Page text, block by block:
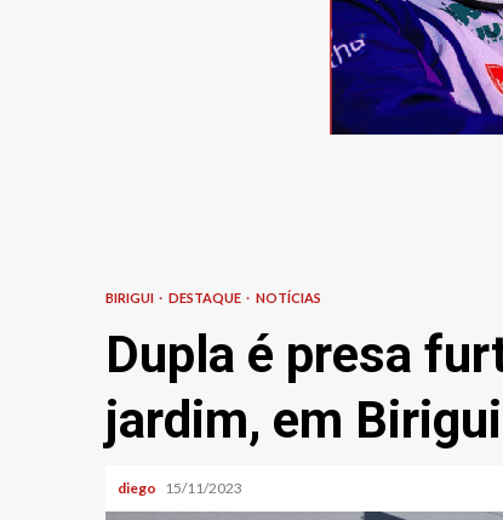
BIRIGUI DESTAQUE NOTÍCIAS
Dupla é presa
jardim, em Birigui
diego 15/11/2023